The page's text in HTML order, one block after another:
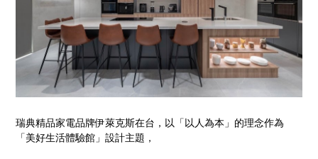
瑞典精品家電品牌伊萊克斯在台，以「以人為本」的理念作為
「美好生活體驗館」設計主題，